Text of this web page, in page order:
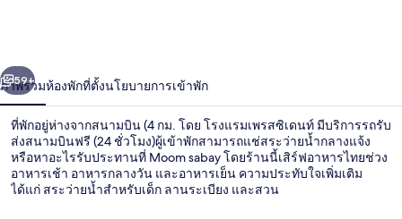
ท์
า
ถัดไป
59+
ภาพรวมห้องพักที่ตั้งนโยบายการเข้าพัก
ที่พักอยู่ห่างจากสนามบิน (4 กม. โดย โรงแรมเพรสซิเดนท์ มีบริการรถรับ
ส่งสนามบินฟรี (24 ชั่วโมง)ผู้เข้าพักสามารถแช่สระว่ายน้ำกลางแจ้ง
หรือหาอะไรรับประทานที่ Moom sabay โดยร้านนี้เสิร์ฟอาหารไทยช่วง
อาหารเช้า อาหารกลางวัน และอาหารเย็น ความประทับใจเพิ่มเติม
ได้แก่ สระว่ายน้ำสำหรับเด็ก ลานระเบียง และสวน